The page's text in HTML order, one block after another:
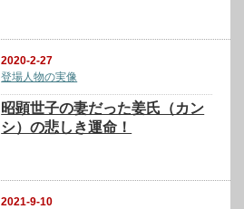
2020-2-27
登場人物の実像
昭顕世子の妻だった姜氏（カン
シ）の悲しき運命！
2021-9-10